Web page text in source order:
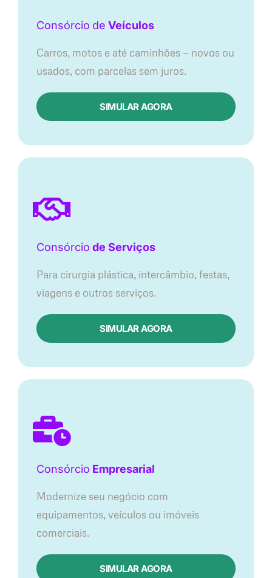
Consórcio de Veículos
Carros, motos e até caminhões — novos ou
usados, com parcelas sem juros.
SIMULAR AGORA
Consórcio de Serviços
Para cirurgia plástica, intercâmbio, festas,
viagens e outros serviços.
SIMULAR AGORA
Consórcio Empresarial
Modernize seu negócio com
equipamentos, veículos ou imóveis
comerciais.
SIMULAR AGORA